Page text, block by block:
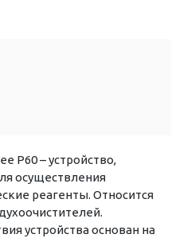
P60 – устройство,
осуществления
реагенты. Относится
устройства основан на